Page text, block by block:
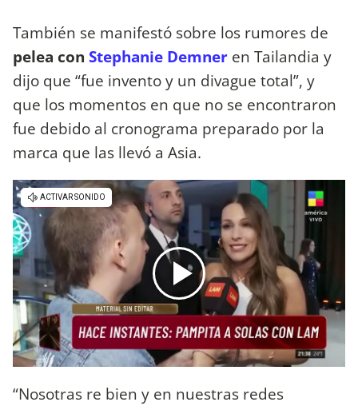
También se manifestó sobre los rumores de
pelea con Stephanie Demner en Tailandia y
dijo que “fue invento y un divague total”, y
que los momentos en que no se encontraron
fue debido al cronograma preparado por la
marca que las llevó a Asia.
“Nosotras re bien y en nuestras redes